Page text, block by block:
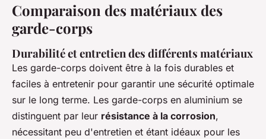
Comparaison des matériaux des
garde-corps
Durabilité et entretien des différents matériaux
Les garde-corps doivent être à la fois durables et
faciles à entretenir pour garantir une sécurité optimale
sur le long terme. Les garde-corps en aluminium se
distinguent par leur résistance à la corrosion,
nécessitant peu d'entretien et étant idéaux pour les